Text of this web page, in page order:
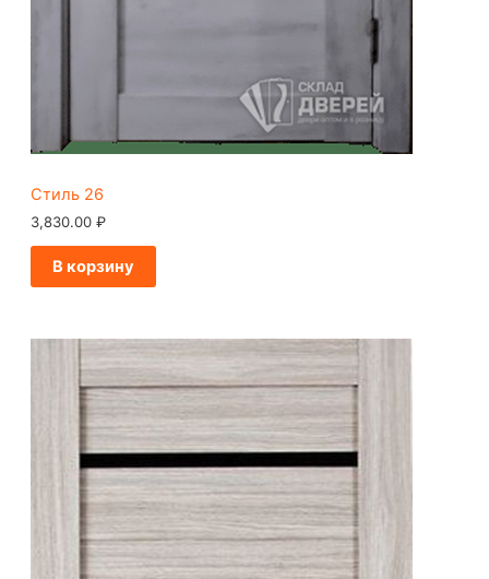
Стиль 26
3,830.00 ₽
В корзину